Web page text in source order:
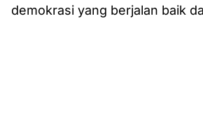
demokrasi yang berjalan baik